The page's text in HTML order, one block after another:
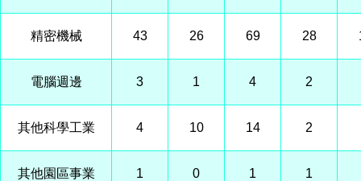
精密機械 43 26 69 28
電腦週邊 3 1 4 2
其他科學工業 4 10 14 2
其他園區事業 1 0 1 1